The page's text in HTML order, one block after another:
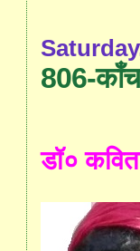
806-
डॉ०